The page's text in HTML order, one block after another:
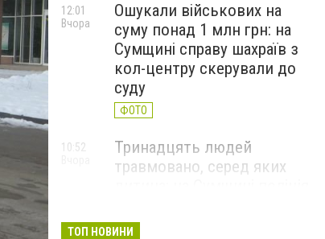
Ошукали військових на
суму понад 1 млн грн: на
Сумщині справу шахраїв з
кол-центру скерували до
суду
ФОТО
12:01
Вчора
Тринадцять людей
травмовано, серед яких
ФОТО
10:52
ТОП НОВИНИ